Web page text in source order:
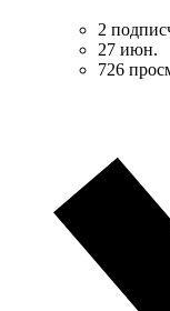
2
27 июн.
726